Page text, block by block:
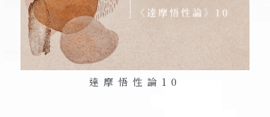
達摩悟性論 10